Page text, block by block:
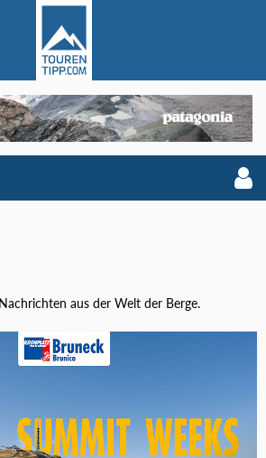
aus der Welt der Berge.